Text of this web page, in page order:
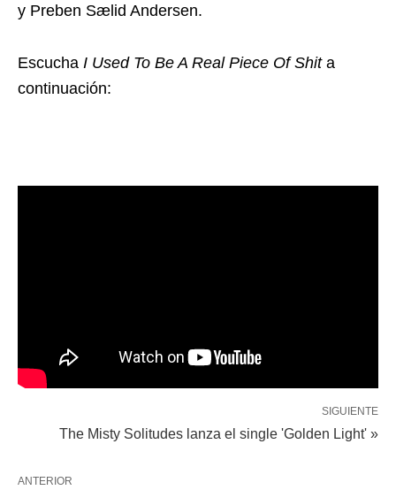
y Preben Sælid Andersen.
Escucha I Used To Be A Real Piece Of Shita
continuación:
SIGUIENTE
The Misty Solitudes lanza el single 'Golden Light' »
ANTERIOR